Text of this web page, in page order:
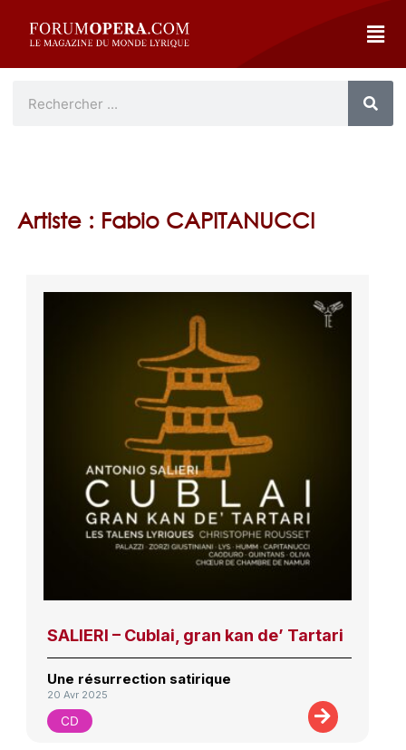
Artiste : Fabio CAPITANUCCI
SALIERI – Cublai, gran kan de’ Tartari
Une résurrection satirique
20 Avr 2025
CD